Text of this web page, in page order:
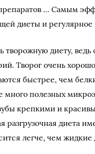
… Самым
диеты и
творожную диету,
Творог очень
быстрее, чем
много полезных
крепкими и
разгрузочная диета
легче, чем жидкие